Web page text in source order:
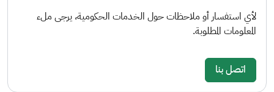
لأي استفسار أو ملاحظات حول الخدمات الحكومية، يرجى ملء
المعلومات المطلوبة.
اتصل بنا